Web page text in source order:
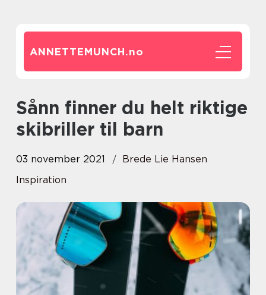
ANNETTEMUNCH.no
Sånn finner du helt riktige
skibriller til barn
03 november 2021
Brede Lie Hansen
Inspiration